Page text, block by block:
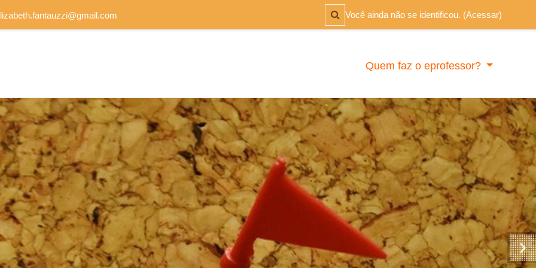
Alternar entrada de pesquisa
Você ainda não se identificou. (Acessar)
Quem faz o eprofessor?
Cursos e Oficinas
Design Thinking
Jogos e Dinâmicas de Grupos
Psicodrama, Arteterapia
Gamificação, Avaliação